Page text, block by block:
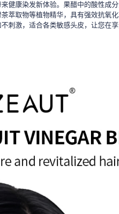
健康染发新体验。果醋中的酸性成
萃取物等植物精华，具有强效抗氧
刺激，适合各类敏感头皮，让您在